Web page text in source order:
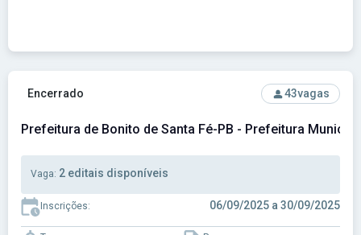
Ver concurso: Prefeitura de Bonito de Santa Fé-PB -
Encerrado 43vagas
Prefeitura de Bonito de Santa Fé-PB - Prefeitura
Vaga: 2 editais disponíveis
Inscrições: 06/09/2025 a 30/09/2025